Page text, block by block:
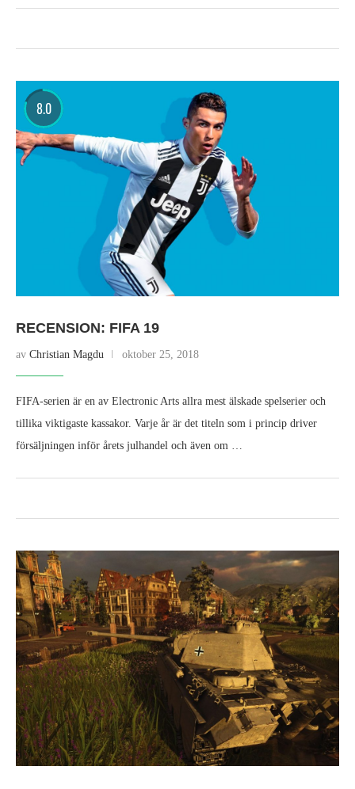
8.0
RECENSION: FIFA 19
av Christian Magdu oktober 25, 2018
FIFA-serien är en av Electronic Arts allra mest älskade spelserier och
tillika viktigaste kassakor. Varje år är det titeln som i princip driver
försäljningen inför årets julhandel och även om …